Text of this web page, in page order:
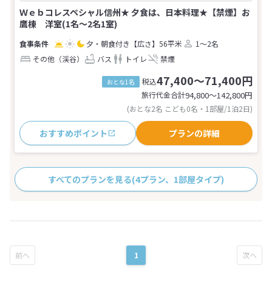
Ｗｅｂコレスペシャル信州★ 夕食は、日本料理★【禁煙】お
鷹棟 洋室(1名～2名1室)
夕・朝食付き 【広さ】56平米
1～2名
その他（渓谷）
バス トイレ 禁煙
おとな1名 税込47,400～71,400円
旅行代金合計94,800〜142,800円
(おとな2名 こども0名・1部屋/1泊2日)
おすすめポイント プランの詳細
すべてのプランを見る(4プラン、1部屋タイプ)
1